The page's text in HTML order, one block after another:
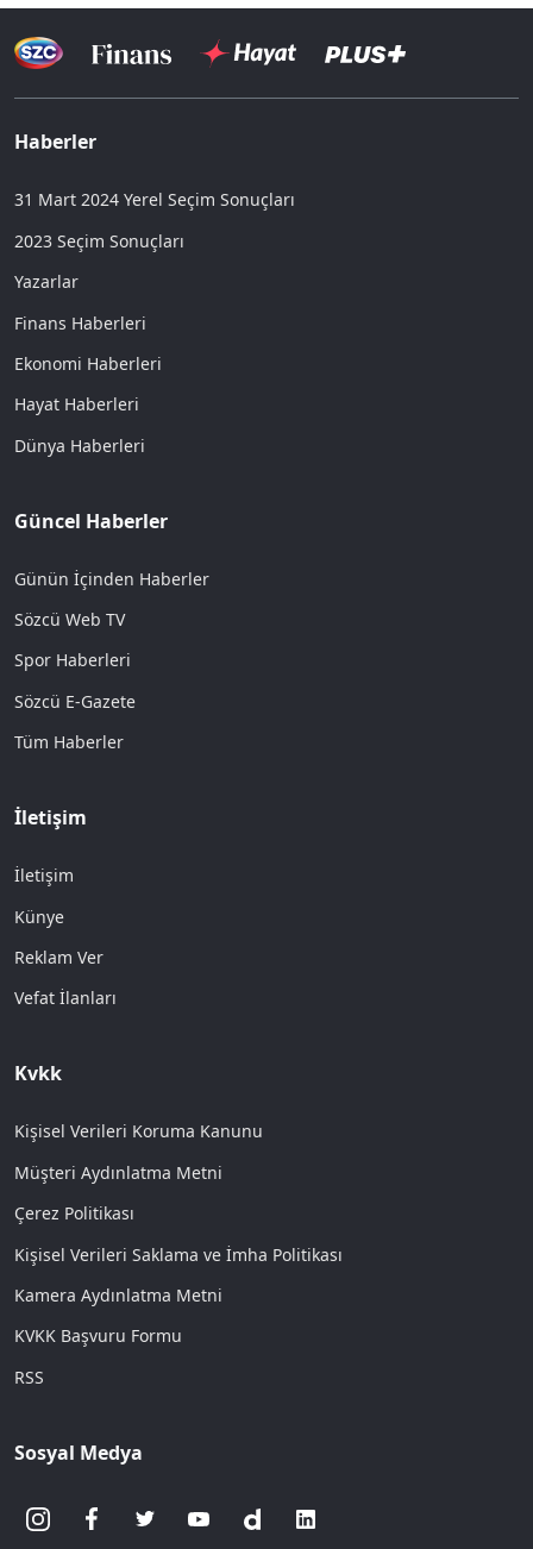
Haberler
31 Mart 2024 Yerel Seçim Sonuçları
2023 Seçim Sonuçları
Yazarlar
Finans Haberleri
Ekonomi Haberleri
Hayat Haberleri
Dünya Haberleri
Güncel Haberler
Günün İçinden Haberler
Sözcü Web TV
Spor Haberleri
Sözcü E-Gazete
Tüm Haberler
İletişim
İletişim
Künye
Reklam Ver
Vefat İlanları
Kvkk
Kişisel Verileri Koruma Kanunu
Müşteri Aydınlatma Metni
Çerez Politikası
Kişisel Verileri Saklama ve İmha Politikası
Kamera Aydınlatma Metni
KVKK Başvuru Formu
RSS
Sosyal Medya